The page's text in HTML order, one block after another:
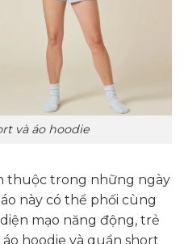
và áo hoodie
thuộc trong những ngày
này có thể phối cùng
mạo năng động, trẻ
hoodie và quần short